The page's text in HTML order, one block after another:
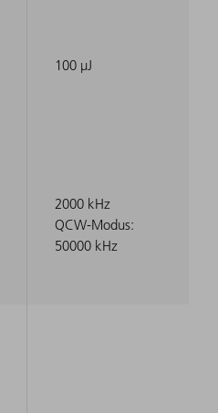
100 µJ
2000 kHz
QCW-Modus:
50000 kHz